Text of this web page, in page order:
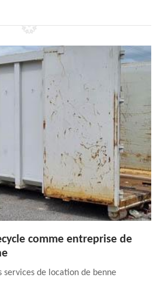
comme entreprise de
services de location de benne